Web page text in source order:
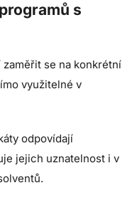
s
se na konkrétní
využitelné v
odpovídají
jejich uznatelnost i v